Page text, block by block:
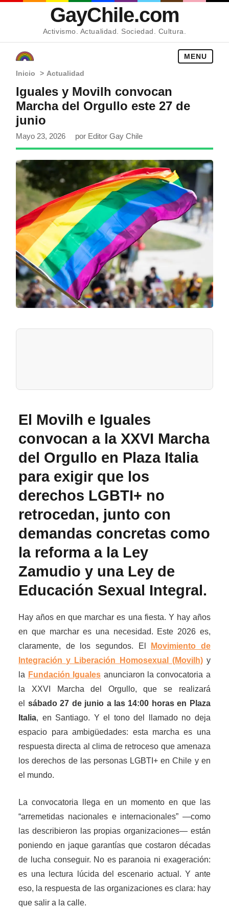
GayChile.com
Activismo. Actualidad. Sociedad. Cultura.
MENU
Inicio > Actualidad
Iguales y Movilh convocan
Marcha del Orgullo este 27 de
junio
Mayo 23, 2026 por Editor Gay Chile
El Movilh e Iguales
convocan a la XXVI Marcha
del Orgullo en Plaza Italia
para exigir que los
derechos LGBTI+ no
retrocedan, junto con
demandas concretas como
la reforma a la Ley
Zamudio y una Ley de
Educación Sexual Integral.
Hay años en que marchar es una fiesta. Y hay años
en que marchar es una necesidad. Este 2026 es,
claramente, de los segundos. El
Movimiento de
Integración y Liberación Homosexual (Movilh)y
la Fundación Iguales anunciaron la convocatoria a
la XXVI Marcha del Orgullo, que se realizará
el sábado 27 de junio a las 14:00 horas en Plaza
Italia, en Santiago. Y el tono del llamado no deja
espacio para ambigüedades: esta marcha es una
respuesta directa al clima de retroceso que amenaza
los derechos de las personas LGBTI+ en Chile y en
el mundo.
La convocatoria llega en un momento en que las
“arremetidas nacionales e internacionales” —como
las describieron las propias organizaciones— están
poniendo en jaque garantías que costaron décadas
de lucha conseguir. No es paranoia ni exageración:
es una lectura lúcida del escenario actual. Y ante
eso, la respuesta de las organizaciones es clara: hay
que salir a la calle.